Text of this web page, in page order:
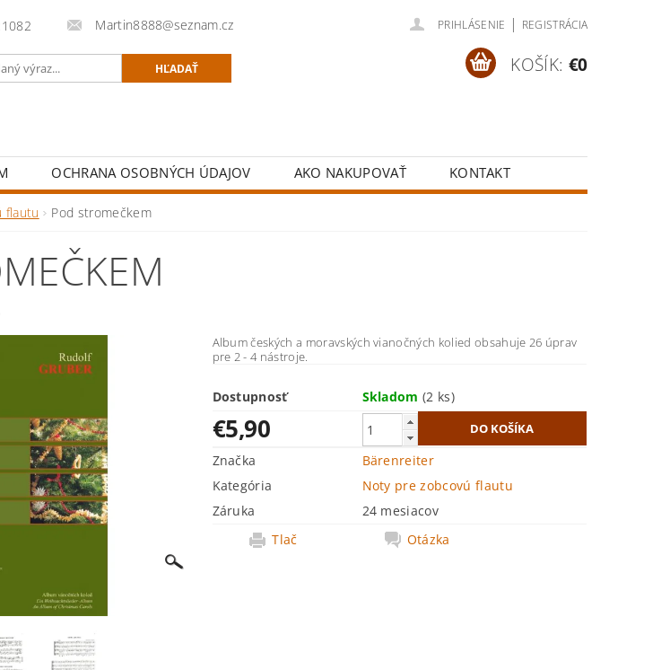
Martin8888@seznam.cz PRIHLÁSENIE | REGISTRÁCIA
KOŠÍK: €0
OCHRANA OSOBNÝCH ÚDAJOV AKO NAKUPOVAŤ KONTAKT
flautu Pod stromečkem
Album českých a moravských vianočných kolied obsahuje 26 úprav
pre 2 - 4 nástroje.
Dostupnosť Skladom(2 ks)
€5,90
Značka
Bärenreiter
Kategória
Noty pre zobcovú flautu
Záruka
24 mesiacov
Tlač
Otázka